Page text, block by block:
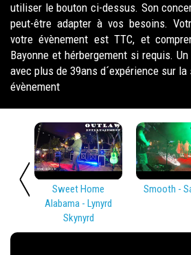
utiliser le bouton ci-dessus. Son
peut-être adapter à vos besoins.
votre évènement est TTC, et
Bayonne et hérbergement si requis.
avec plus de 39ans d´expérience sur
évènement
Sweet Home
Alabama - Lynyrd
Skynyrd
Smooth -